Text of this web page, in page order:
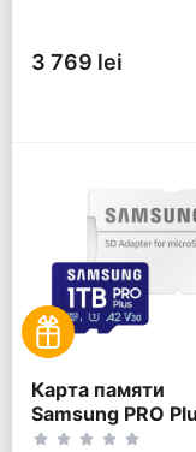
3 769 lei
Карта памяти
Samsung PRO
MicroSD, 1024Гб